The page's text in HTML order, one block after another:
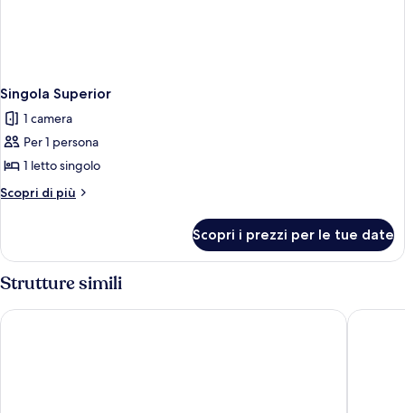
Singola Superior
1 camera
Per 1 persona
1 letto singolo
Scopri di più
Altri
Superior
Scopri i prezzi per le tue date
Strutture simili
tent Playa de Palma Hotel